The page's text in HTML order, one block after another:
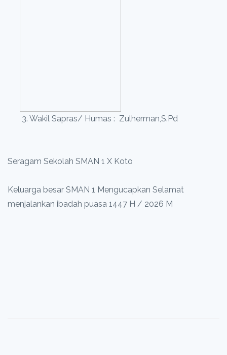
3. Wakil Sapras/ Humas : Zulherman,S.Pd
Seragam Sekolah SMAN 1 X Koto
Keluarga besar SMAN 1 Mengucapkan Selamat
menjalankan ibadah puasa 1447 H / 2026 M